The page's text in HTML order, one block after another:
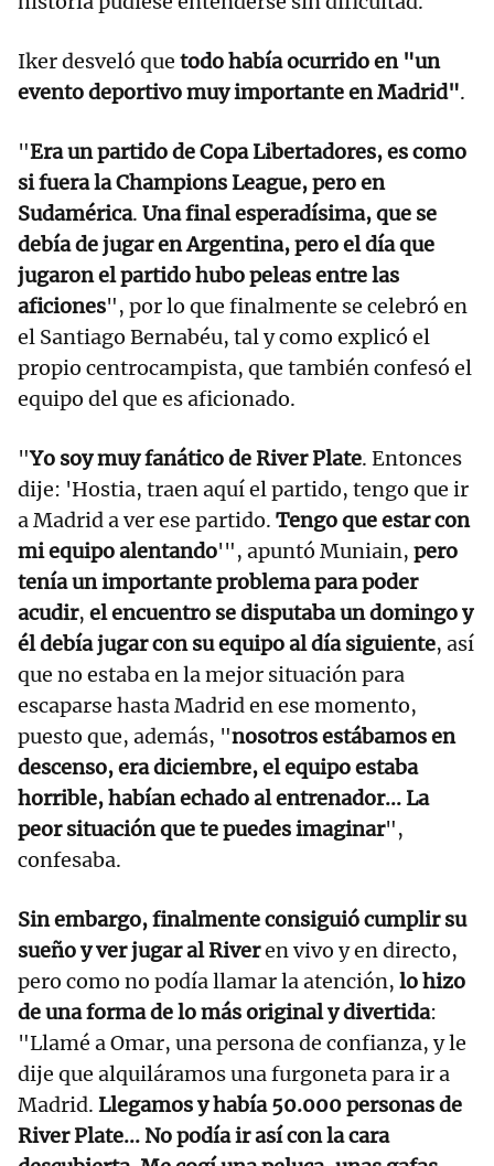
Iker desveló que todo había ocurrido en "un
evento deportivo muy importante en Madrid".
"Era un partido de Copa Libertadores, es como
si fuera la Champions League, pero en
Sudamérica. Una final esperadísima, que se
debía de jugar en Argentina, pero el día que
jugaron el partido hubo peleas entre las
aficiones", por lo que finalmente se celebró en
el Santiago Bernabéu, tal y como explicó el
propio centrocampista, que también confesó el
equipo del que es aficionado.
"Yo soy muy fanático de River Plate. Entonces
dije: 'Hostia, traen aquí el partido, tengo que ir
a Madrid a ver ese partido. Tengo que estar con
mi equipo alentando'", apuntó Muniain, pero
tenía un importante problema para poder
acudir, el encuentro se disputaba un domingo y
él debía jugar con su equipo al día siguiente, así
que no estaba en la mejor situación para
escaparse hasta Madrid en ese momento,
puesto que, además, "nosotros estábamos en
descenso, era diciembre, el equipo estaba
horrible, habían echado al entrenador... La
peor situación que te puedes imaginar",
confesaba.
Sin embargo, finalmente consiguió cumplir su
sueño y ver jugar al Riveren vivo y en directo,
pero como no podía llamar la atención, lo hizo
de una forma de lo más original y divertida:
"Llamé a Omar, una persona de confianza, y le
dije que alquiláramos una furgoneta para ir a
Madrid. Llegamos y había 50.000 personas de
River Plate... No podía ir así con la cara